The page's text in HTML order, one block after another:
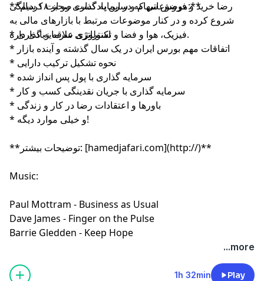
رضا خرید و فروش سهام و سرمایه گذاری رو از ۱۸ سالگی
شروع کرده و در کنار موضوعات مرتبط با بازارهای مالی به
فیزیک، هوا و فضا و تکنولوژی علاقه زیادی داره‌.
**موضوعاتی که در این پادکست صحبت کردیم:**
* استراتژی سرمایه گذاری
* اتفاقات مهم بورس ایران در یک سال گذشته و آینده بازار
* نحوه تشکیل ترکیب دارایی
* سرمایه گذاری با پول پس انداز شده
* سرمایه گذاری با جریان نقدینگی کسب و کار
* باورها و اعتقادات رضا در کار و زندگی
* و خیلی موارد دیگه!
**توضیحات بیشتر: [hamedjafari.com](http://)**
Music:
Paul Mottram - Business as Usual
Dave James - Finger on the Pulse
Barrie Gledden - Keep Hope
...more
1h 32min Play